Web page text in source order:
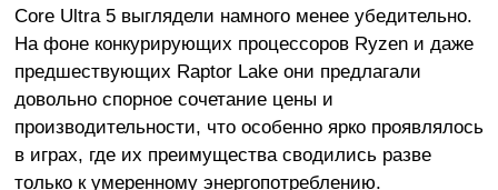
Core Ultra 5 выглядели намного менее убедительно.
На фоне конкурирующих процессоров Ryzen и даже
предшествующих Raptor Lake они предлагали
довольно спорное сочетание цены и
производительности, что особенно ярко проявлялось
в играх, где их преимущества сводились разве
только к умеренному энергопотреблению.